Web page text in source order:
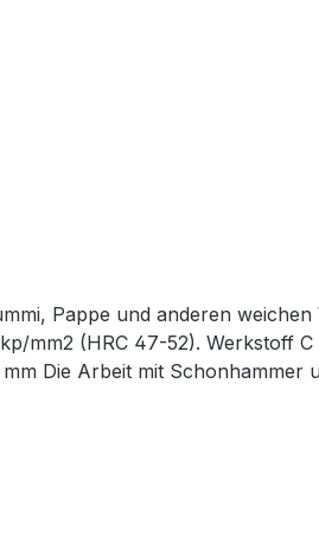
Pappe und anderen
mm2 (HRC 47-52). Werkstoff
Die Arbeit mit Schonhammer